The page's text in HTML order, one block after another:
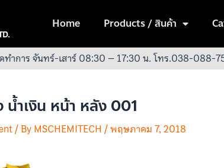
Home Products / สินค้า
ทำการ จันทร์-เสาร์ 08:30 – 17:30 น.โทร.038-088-
ำเงิน หน้า หลัง 001
/ ByMSCHEMITECH /พฤษภาคม 7, 2018